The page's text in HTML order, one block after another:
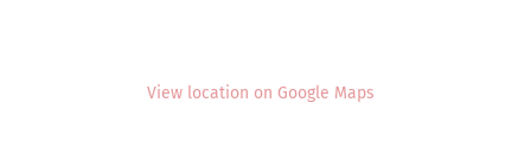
View location on Google Maps